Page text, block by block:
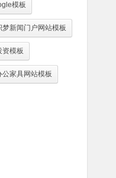
模板
梦新闻门户网站模板
资模板
公家具网站模板